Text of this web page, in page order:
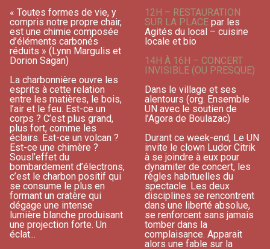
« Toutes formes de vie, y
compris notre propre chair,
est une chimie composée
d’éléments carbonés
réduits » (Lynn Margulis et
Dorion Sagan)
La charbonnière ouvre les
esprits à cette relation
entre les matières, le bois,
l’air et le feu. Est-ce un
corps ? C’est plus grand,
plus fort, comme les
éclairs. Est-ce un volcan ?
Est-ce une chimère ?
Sousl’effet du
bombardement d’électrons,
c’est le charbon positif qui
se consume le plus en
formant un cratère qui
dégage une intense
lumière blanche produisant
une projection forte. Un
éclat...
12H – RESTAURATION
SUR LA PLACE par les
Agités du local – cuisine
locale et bio
14H À 16H – CONCERT
INVISIBLE (OU PRESQUE)
Dans le village et ses
alentours (org. Ensemble
UN avec le soutien de
l’Agora de Boulazac)
Durant ce week-end, Le UN
invite le clown Ludor Citrik
à se joindre à eux pour
dynamiter de concert, les
règles habituelles du
spectacle. Les deux
disciplines se rencontrent
dans une liberté absolue,
se renforcent sans jamais
tomber dans la
complaisance. Apparait
alors une fable sur la